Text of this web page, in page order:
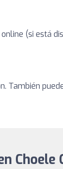
(si está
También
Choele